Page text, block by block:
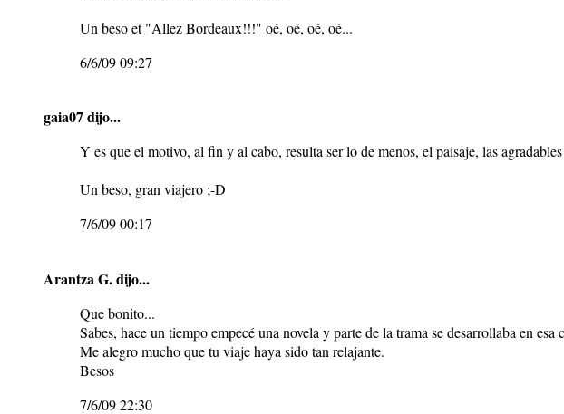
Un beso et "Allez Bordeaux!!!" oé, oé, oé, oé...
6/6/09 09:27
gaia07dijo...
Y es que el motivo, al fin y al cabo, resulta ser lo de menos, el paisaje, las
Un beso, gran viajero ;-D
7/6/09 00:17
Arantza G.dijo...
Que bonito...
Sabes, hace un tiempo empecé una novela y parte de la trama se desarrollaba en esa
Me alegro mucho que tu viaje haya sido tan relajante.
Besos
7/6/09 22:30